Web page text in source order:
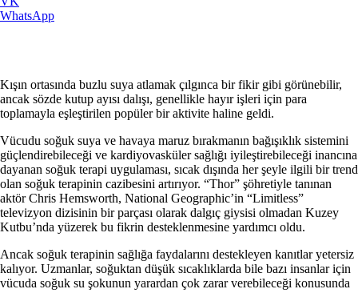
WhatsApp
Kışın ortasında buzlu suya atlamak çılgınca bir fikir gibi görünebilir,
ancak sözde kutup ayısı dalışı, genellikle hayır işleri için para
toplamayla eşleştirilen popüler bir aktivite haline geldi.
Vücudu soğuk suya ve havaya maruz bırakmanın bağışıklık sistemini
güçlendirebileceği ve kardiyovasküler sağlığı iyileştirebileceği inancına
dayanan soğuk terapi uygulaması, sıcak dışında her şeyle ilgili bir trend
olan soğuk terapinin cazibesini artırıyor. “Thor” şöhretiyle tanınan
aktör Chris Hemsworth, National Geographic’in “Limitless”
televizyon dizisinin bir parçası olarak dalgıç giysisi olmadan Kuzey
Kutbu’nda yüzerek bu fikrin desteklenmesine yardımcı oldu.
Ancak soğuk terapinin sağlığa faydalarını destekleyen kanıtlar yetersiz
kalıyor. Uzmanlar, soğuktan düşük sıcaklıklarda bile bazı insanlar için
vücuda soğuk su şokunun yarardan çok zarar verebileceği konusunda